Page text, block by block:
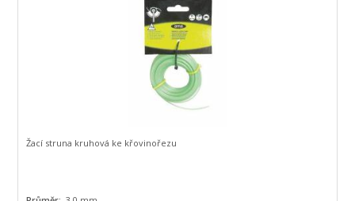
Žací struna kruhová ke křovinořezu